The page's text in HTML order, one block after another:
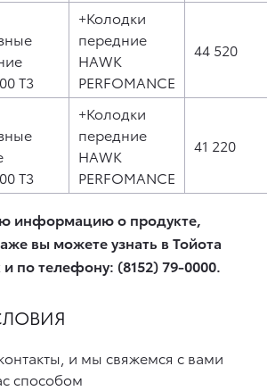
T3
+Колодки
передние
HAWK
PERFOMANCE
44 520
T3
+Колодки
передние
HAWK
PERFOMANCE
41 220
информацию о продукте,
вы можете узнать в Тойота
по телефону: (8152) 79-0000.
и мы свяжемся с вами
способом